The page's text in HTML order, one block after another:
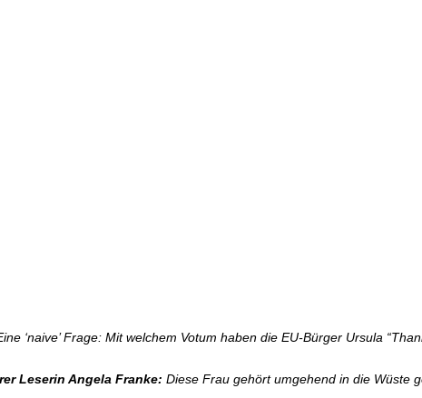
‘naive’ Frage: Mit welchem Votum haben die EU-Bürger Ursula
Leserin Angela Franke: Diese Frau gehört umgehend in die Wüste